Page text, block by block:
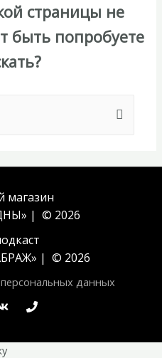
страницы не
быть попробуете
магазин
| © 2026
» | © 2026
данных